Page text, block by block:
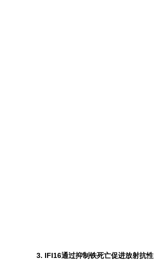
3. IFI16通过抑制铁死亡促进放射抗性